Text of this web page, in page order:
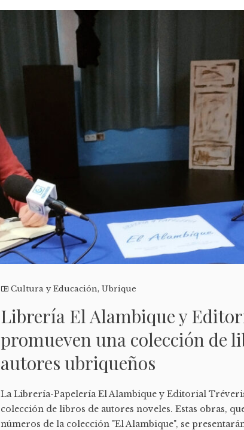
Cultura y Educación,Ubrique
Librería El Alambique y
promueven una colección de
autores ubriqueños
La Librería-Papelería El Alambique y Editorial
colección de libros de autores noveles. Estas obras,
números de la colección "El Alambique", se